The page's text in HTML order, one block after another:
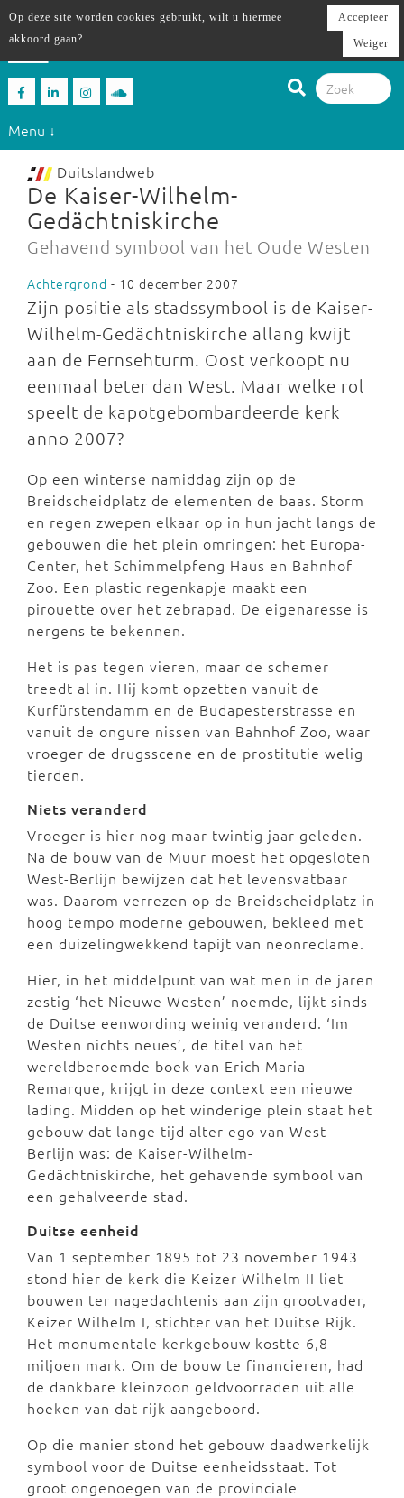
Menu ↓
Duitslandweb
De Kaiser-Wilhelm-
Gedächtniskirche
Gehavend symbool van het Oude Westen
Achtergrond - 10 december 2007
Zijn positie als stadssymbool is de Kaiser-
Wilhelm-Gedächtniskirche allang kwijt
aan de Fernsehturm. Oost verkoopt nu
eenmaal beter dan West. Maar welke rol
speelt de kapotgebombardeerde kerk
anno 2007?
Op een winterse namiddag zijn op de
Breidscheidplatz de elementen de baas. Storm
en regen zwepen elkaar op in hun jacht langs de
gebouwen die het plein omringen: het Europa-
Center, het Schimmelpfeng Haus en Bahnhof
Zoo. Een plastic regenkapje maakt een
pirouette over het zebrapad. De eigenaresse is
nergens te bekennen.
Het is pas tegen vieren, maar de schemer
treedt al in. Hij komt opzetten vanuit de
Kurfürstendamm en de Budapesterstrasse en
vanuit de ongure nissen van Bahnhof Zoo, waar
vroeger de drugsscene en de prostitutie welig
tierden.
Niets veranderd
Vroeger is hier nog maar twintig jaar geleden.
Na de bouw van de Muur moest het opgesloten
West-Berlijn bewijzen dat het levensvatbaar
was. Daarom verrezen op de Breidscheidplatz in
hoog tempo moderne gebouwen, bekleed met
een duizelingwekkend tapijt van neonreclame.
Hier, in het middelpunt van wat men in de jaren
zestig ‘het Nieuwe Westen’ noemde, lijkt sinds
de Duitse eenwording weinig veranderd. ‘Im
Westen nichts neues’, de titel van het
wereldberoemde boek van Erich Maria
Remarque, krijgt in deze context een nieuwe
lading. Midden op het winderige plein staat het
gebouw dat lange tijd alter ego van West-
Berlijn was: de Kaiser-Wilhelm-
Gedächtniskirche, het gehavende symbool van
een gehalveerde stad.
Duitse eenheid
Van 1 september 1895 tot 23 november 1943
stond hier de kerk die Keizer Wilhelm II liet
bouwen ter nagedachtenis aan zijn grootvader,
Keizer Wilhelm I, stichter van het Duitse Rijk.
Het monumentale kerkgebouw kostte 6,8
miljoen mark. Om de bouw te financieren, had
de dankbare kleinzoon geldvoorraden uit alle
hoeken van dat rijk aangeboord.
Op die manier stond het gebouw daadwerkelijk
symbool voor de Duitse eenheidsstaat. Tot
groot ongenoegen van de provinciale
Op deze site worden cookies gebruikt, wilt u hiermee
akkoord gaan?
Accepteer
Weiger